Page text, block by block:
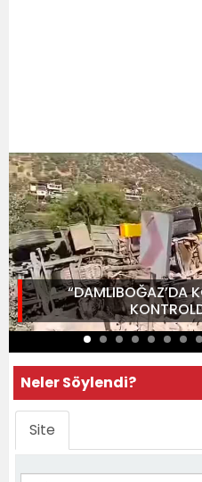
“DAMLIBOĞAZ’DA
Neler Söylendi?
Site